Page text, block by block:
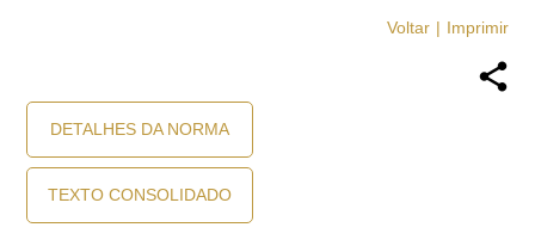
Voltar Imprimir
DETALHES DA NORMA
TEXTO CONSOLIDADO